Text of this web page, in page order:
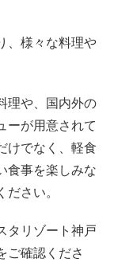
、様々な料理や
理や、国内外の
ーが用意されて
けでなく、軽食
食事を楽しみな
さい。
タリゾート神戸
ご確認くださ